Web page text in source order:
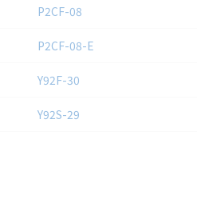
この資料を選択
P2CF-08
この資料を選択
P2CF-08-E
この資料を選択
Y92F-30
この資料を選択
Y92S-29